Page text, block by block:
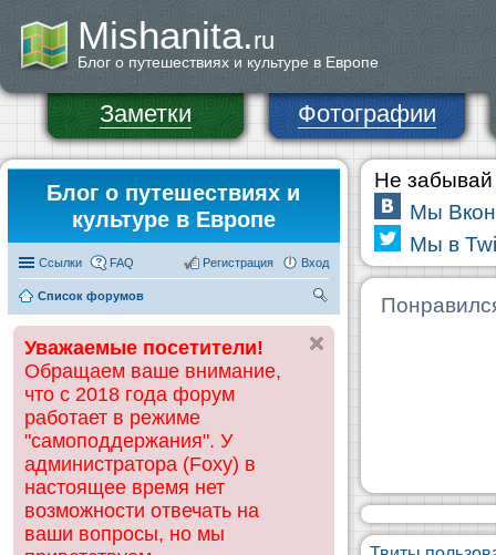
Mishanita.ru
Блог о путешествиях и культуре в Европе
Заметки Фотографии
Блог о путешествиях и
культуре в Европе
Ссылки FAQ Вход
Регистрация
Список форумов
ск
Уважаемые посетители!
Обращаем ваше внимание,
что с 2018 года форум
работает в режиме
"самоподдержания". У
администратора (Foxy) в
настоящее время нет
возможности отвечать на
ваши вопросы, но мы
Не забывай
Мы
Мы в